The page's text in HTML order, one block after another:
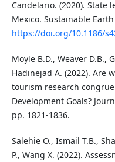
Candelario. (2020). State
Mexico. Sustainable
https://doi.org/10.1186/
Moyle B.D., Weaver D.B.,
Hadinejad A. (2022). Are
tourism research
Development Goals?
pp. 1821-1836.
Salehie O., Ismail T.B.,
P., Wang X. (2022).